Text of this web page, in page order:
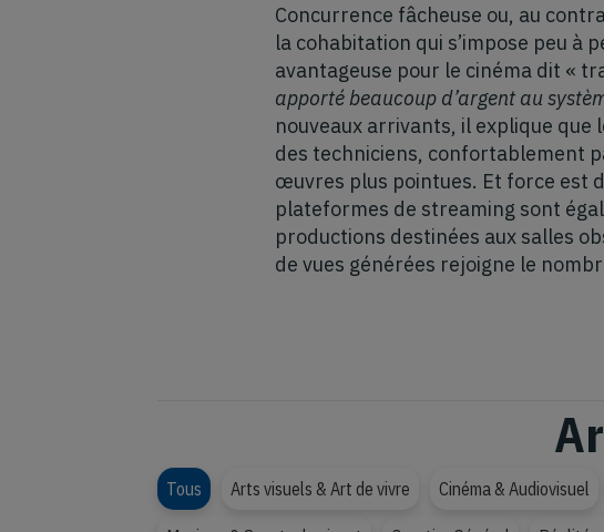
Concurrence fâcheuse ou, au
la cohabitation qui s’impose peu à
avantageuse pour le cinéma dit «
apporté beaucoup d’argent au
nouveaux arrivants, il explique
des techniciens, confortablement
œuvres plus pointues. Et force est
plateformes de streaming sont
productions destinées aux salles
de vues générées rejoigne le
Tous Arts visuels & Art de vivre Cinéma & Audiovisuel